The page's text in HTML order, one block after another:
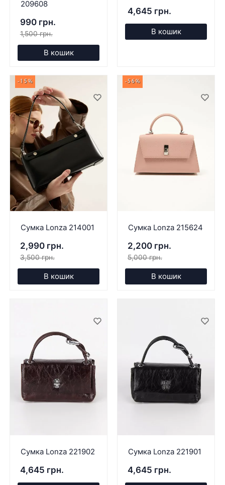
209608
990 грн.
1,500 грн.
В кошик
4,645 грн.
В кошик
-15%
Сумка Lonza 214001
2,990 грн.
3,500 грн.
В кошик
-56%
Сумка Lonza 215624
2,200 грн.
5,000 грн.
В кошик
Сумка Lonza 221902
4,645 грн.
Сумка Lonza 221901
4,645 грн.